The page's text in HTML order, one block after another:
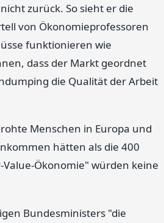
zurück. So sieht er die
von Ökonomieprofessoren
funktionieren wie
dass der Markt geordnet
die Qualität der Arbeit
Menschen in Europa und
hätten als die 400
Ökonomie" würden keine
Bundesministers "die